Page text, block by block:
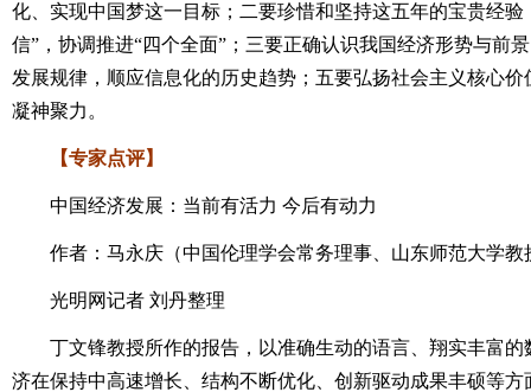
化、实现中国梦这一目标；二要珍惜和坚持这五年的宝贵经验
信”，协调推进“四个全面”；三要正确认识我国经济形势与前
发展规律，顺应信息化的历史趋势；五要弘扬社会主义核心
凝神聚力。
【专家点评】
中国经济发展：当前有活力 今后有动力
作者：马永庆（中国伦理学会常务理事、山东师范大学教
光明网记者 刘丹整理
丁文锋教授所作的报告，以准确生动的语言、翔实丰富的
济在保持中高速增长、结构不断优化、创新驱动成果丰硕等